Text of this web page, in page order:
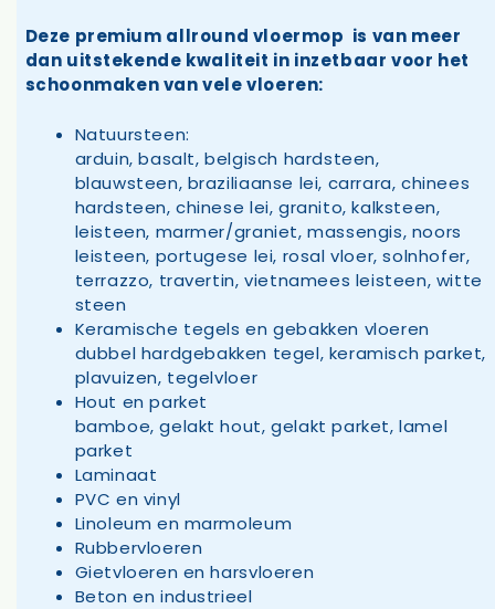
Deze premium allround vloermop is van meer
dan uitstekende kwaliteit in inzetbaar voor het
schoonmaken van vele vloeren:
Natuursteen:
arduin, basalt, belgisch hardsteen,
blauwsteen, braziliaanse lei, carrara, chinees
hardsteen, chinese lei, granito, kalksteen,
leisteen, marmer/graniet, massengis, noors
leisteen, portugese lei, rosal vloer, solnhofer,
terrazzo, travertin, vietnamees leisteen, witte
steen
Keramische tegels en gebakken vloeren
dubbel hardgebakken tegel, keramisch parket,
plavuizen, tegelvloer
Hout en parket
bamboe, gelakt hout, gelakt parket, lamel
parket
Laminaat
PVC en vinyl
Linoleum en marmoleum
Rubbervloeren
Gietvloeren en harsvloeren
Beton en industrieel